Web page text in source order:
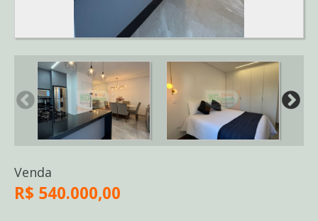
Venda
R$ 540.000,00